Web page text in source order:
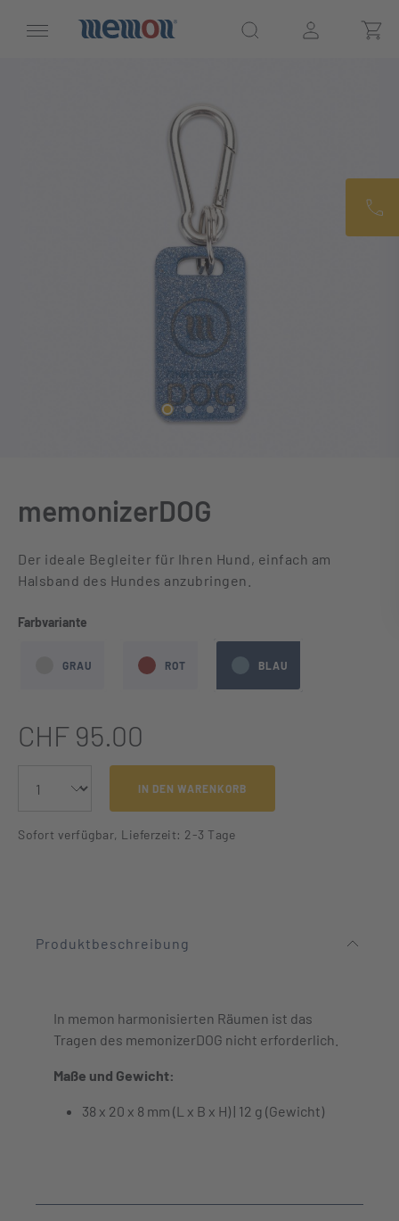
memonizerDOG
Der ideale Begleiter für Ihren Hund, einfach am
Halsband des Hundes anzubringen.
Farbvariante
GRAU ROT BLAU
CHF 95.00
IN DEN WARENKORB
Sofort verfügbar, Lieferzeit: 2-3 Tage
Produktbeschreibung
In memon harmonisierten Räumen ist das
Tragen des memonizerDOG nicht erforderlich.
Maße und Gewicht:
38 x 20 x 8 mm (L x B x H) | 12 g (Gewicht)